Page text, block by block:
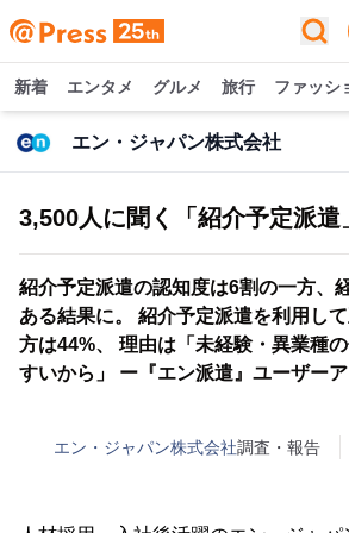
新着 エンタメ グルメ 旅行 ファッシ
エン・ジャパン株式会社
3,500人に聞く「紹介予定派遣
紹介予定派遣の認知度は6割の一方、
ある結果に。 紹介予定派遣を利用し
方は44%、 理由は「未経験・異業種
すいから」 ー『エン派遣』ユーザー
エン・ジャパン株式会社調査・報告